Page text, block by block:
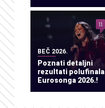
BEČ 2026.
Poznati detaljni
rezultati polufinala
Eurosonga 2026.!
11